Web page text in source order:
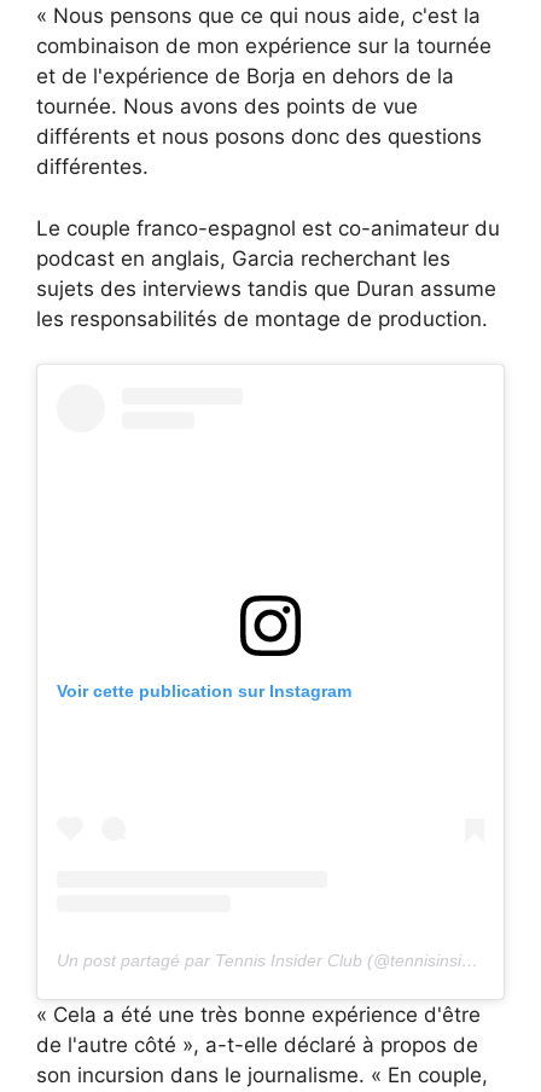
« Nous pensons que ce qui nous aide, c'est la
combinaison de mon expérience sur la tournée
et de l'expérience de Borja en dehors de la
tournée. Nous avons des points de vue
différents et nous posons donc des questions
différentes.
Le couple franco-espagnol est co-animateur du
podcast en anglais, Garcia recherchant les
sujets des interviews tandis que Duran assume
les responsabilités de montage de production.
Voir cette publication sur Instagram
Un post partagé par Tennis Insider Club (@tennisinsiderclub)
« Cela a été une très bonne expérience d'être
de l'autre côté », a-t-elle déclaré à propos de
son incursion dans le journalisme. « En couple,